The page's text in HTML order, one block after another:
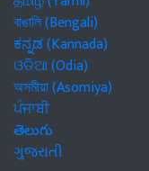
বাঙালি (Bengali)
ಕನ್ನಡ (Kannada)
ଓଡିଆ (Odia)
অসমীয়া (Asomiya)
ਪੰਜਾਬੀ
తెలుగు
ગુજરાતી